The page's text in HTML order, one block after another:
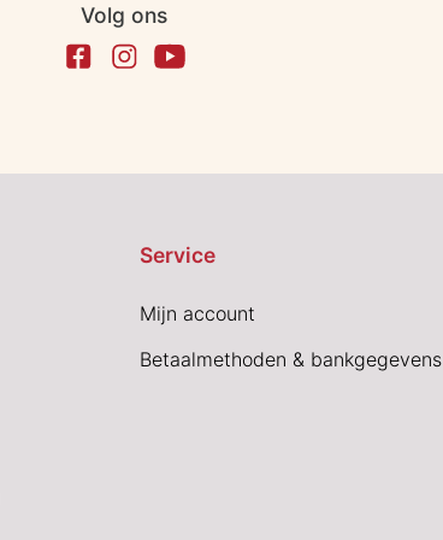
Volg ons
Service
Mijn account
Betaalmethoden & bankgegevens